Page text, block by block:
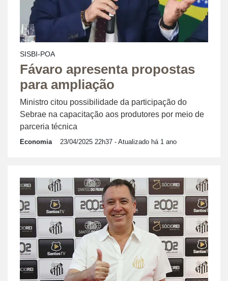
SISBI-POA
Fávaro apresenta propostas
para ampliação
Ministro citou possibilidade da participação do
Sebrae na capacitação aos produtores por meio de
parceria técnica
Economia 23/04/2025 22h37 - Atualizado há 1 ano